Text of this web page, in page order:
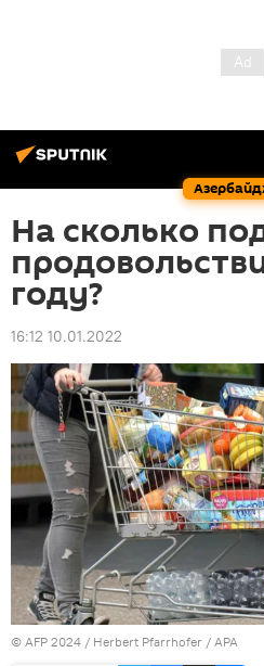
На сколько
году?
16:12 10.01.2022
© AFP 2024 / Herbert Pfarrhofer / APA